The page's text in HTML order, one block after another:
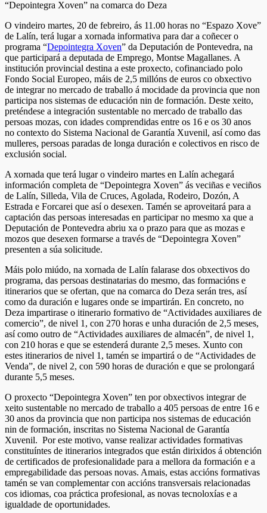
O vindeiro martes, 20 de febreiro, ás 11.00 horas no “Espazo Xove”
de Lalín, terá lugar a xornada informativa para dar a coñecer o
programa “Depointegra Xoven” da Deputación de Pontevedra, na
que participará a deputada de Emprego, Montse Magallanes. A
institución provincial destina a este proxecto, cofinanciado polo
Fondo Social Europeo, máis de 2,5 millóns de euros co obxectivo
de integrar no mercado de traballo á mocidade da provincia que non
participa nos sistemas de educación nin de formación. Deste xeito,
preténdese a integración sustentable no mercado de traballo das
persoas mozas, con idades comprendidas entre os 16 e os 30 anos
no contexto do Sistema Nacional de Garantía Xuvenil, así como das
mulleres, persoas paradas de longa duración e colectivos en risco de
exclusión social.
A xornada que terá lugar o vindeiro martes en Lalín achegará
información completa de “Depointegra Xoven” ás veciñas e veciños
de Lalín, Silleda, Vila de Cruces, Agolada, Rodeiro, Dozón, A
Estrada e Forcarei que así o desexen. Tamén se aproveitará para a
captación das persoas interesadas en participar no mesmo xa que a
Deputación de Pontevedra abriu xa o prazo para que as mozas e
mozos que desexen formarse a través de “Depointegra Xoven”
presenten a súa solicitude.
Máis polo miúdo, na xornada de Lalín falarase dos obxectivos do
programa, das persoas destinatarias do mesmo, das formacións e
itinerarios que se ofertan, que na comarca do Deza serán tres, así
como da duración e lugares onde se impartirán. En concreto, no
Deza impartirase o itinerario formativo de “Actividades auxiliares de
comercio”, de nivel 1, con 270 horas e unha duración de 2,5 meses,
así como outro de “Actividades auxiliares de almacén”, de nivel 1,
con 210 horas e que se estenderá durante 2,5 meses. Xunto con
estes itinerarios de nivel 1, tamén se impartirá o de “Actividades de
Venda”, de nivel 2, con 590 horas de duración e que se prolongará
durante 5,5 meses.
O proxecto “Depointegra Xoven” ten por obxectivos integrar de
xeito sustentable no mercado de traballo a 405 persoas de entre 16 e
30 anos da provincia que non participa nos sistemas de educación
nin de formación, inscritas no Sistema Nacional de Garantía
Xuvenil. Por este motivo, vanse realizar actividades formativas
constituíntes de itinerarios integrados que están dirixidos á obtención
de certificados de profesionalidade para a mellora da formación e a
empregabilidade das persoas novas. Amais, estas accións formativas
tamén se van complementar con accións transversais relacionadas
cos idiomas, coa práctica profesional, as novas tecnoloxías e a
igualdade de oportunidades.